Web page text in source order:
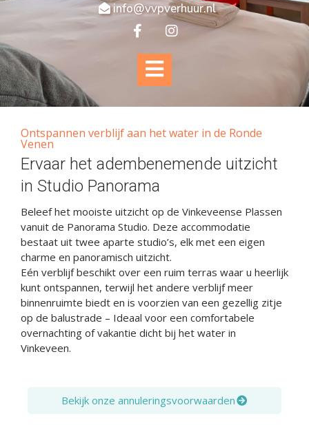
info@vvpverhuur.nl
Ontspannen verblijf aan het water in de Ronde
Venen
Ervaar het adembenemende uitzicht
in Studio Panorama
Beleef het mooiste uitzicht op de Vinkeveense Plassen
vanuit de Panorama Studio. Deze accommodatie
bestaat uit twee aparte studio’s, elk met een eigen
charme en panoramisch uitzicht.
Eén verblijf beschikt over een ruim terras waar u heerlijk
kunt ontspannen, terwijl het andere verblijf meer
binnenruimte biedt en is voorzien van een gezellig zitje
op de balustrade – Ideaal voor een comfortabele
overnachting of vakantie dicht bij het water in
Vinkeveen.
Bekijk onze annuleringsvoorwaarden